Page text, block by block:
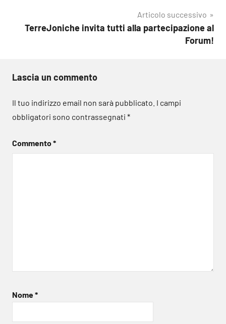
Articolo successivo
TerreJoniche invita tutti alla partecipazione al
Forum!
Lascia un commento
Il tuo indirizzo email non sarà pubblicato. I campi
obbligatori sono contrassegnati *
Commento*
Nome*